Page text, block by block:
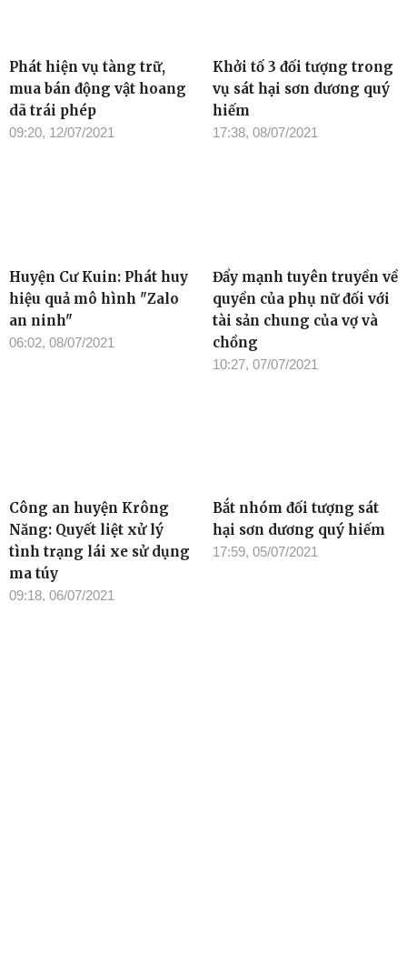
Phát hiện vụ tàng trữ,
mua bán động vật hoang
dã trái phép
09:20, 12/07/2021
Khởi tố 3 đối tượng trong
vụ sát hại sơn dương quý
hiếm
17:38, 08/07/2021
Huyện Cư Kuin: Phát huy
hiệu quả mô hình "Zalo
an ninh"
06:02, 08/07/2021
Đẩy mạnh tuyên truyền về
quyền của phụ nữ đối với
tài sản chung của vợ và
chồng
10:27, 07/07/2021
Công an huyện Krông
Năng: Quyết liệt xử lý
tình trạng lái xe sử dụng
ma túy
09:18, 06/07/2021
Bắt nhóm đối tượng sát
hại sơn dương quý hiếm
17:59, 05/07/2021